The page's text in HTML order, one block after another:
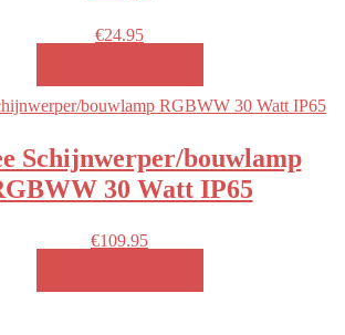
€24.95
Schijnwerper/bouwlamp
30 Watt IP65
€109.95